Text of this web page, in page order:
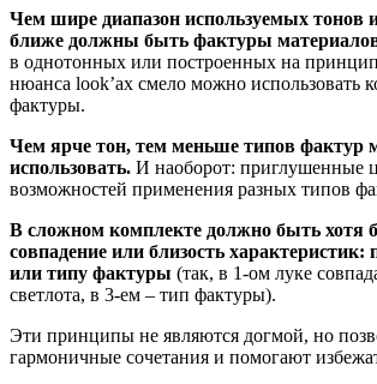
Чем шире диапазон используемых тонов
ближе должны быть фактуры
в однотонных или построенных на
нюанса look’ах смело можно использовать
фактуры.
Чем ярче тон, тем меньше типов фактур
использовать. И наоборот: приглушенные
возможностей применения разных типов
В сложном комплекте должно быть хотя
совпадение или близость характеристик:
или типу фактуры (так, в 1-ом луке
светлота, в 3-ем – тип фактуры).
Эти принципы не являются догмой, но
гармоничные сочетания и помогают